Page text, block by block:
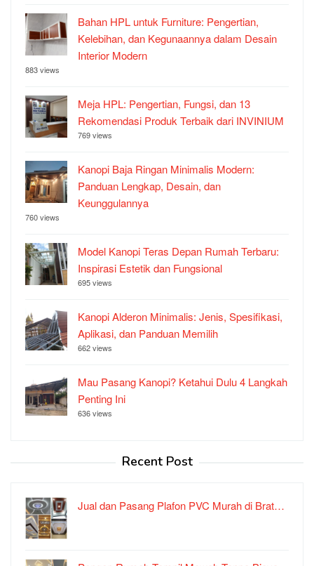
Bahan HPL untuk Furniture: Pengertian,
Kelebihan, dan Kegunaannya dalam Desain
Interior Modern
883 views
Meja HPL: Pengertian, Fungsi, dan 13
Rekomendasi Produk Terbaik dari INVINIUM
769 views
Kanopi Baja Ringan Minimalis Modern:
Panduan Lengkap, Desain, dan
Keunggulannya
760 views
Model Kanopi Teras Depan Rumah Terbaru:
Inspirasi Estetik dan Fungsional
695 views
Kanopi Alderon Minimalis: Jenis, Spesifikasi,
Aplikasi, dan Panduan Memilih
662 views
Mau Pasang Kanopi? Ketahui Dulu 4 Langkah
Penting Ini
636 views
Recent Post
Jual dan Pasang Plafon PVC Murah di Brat…